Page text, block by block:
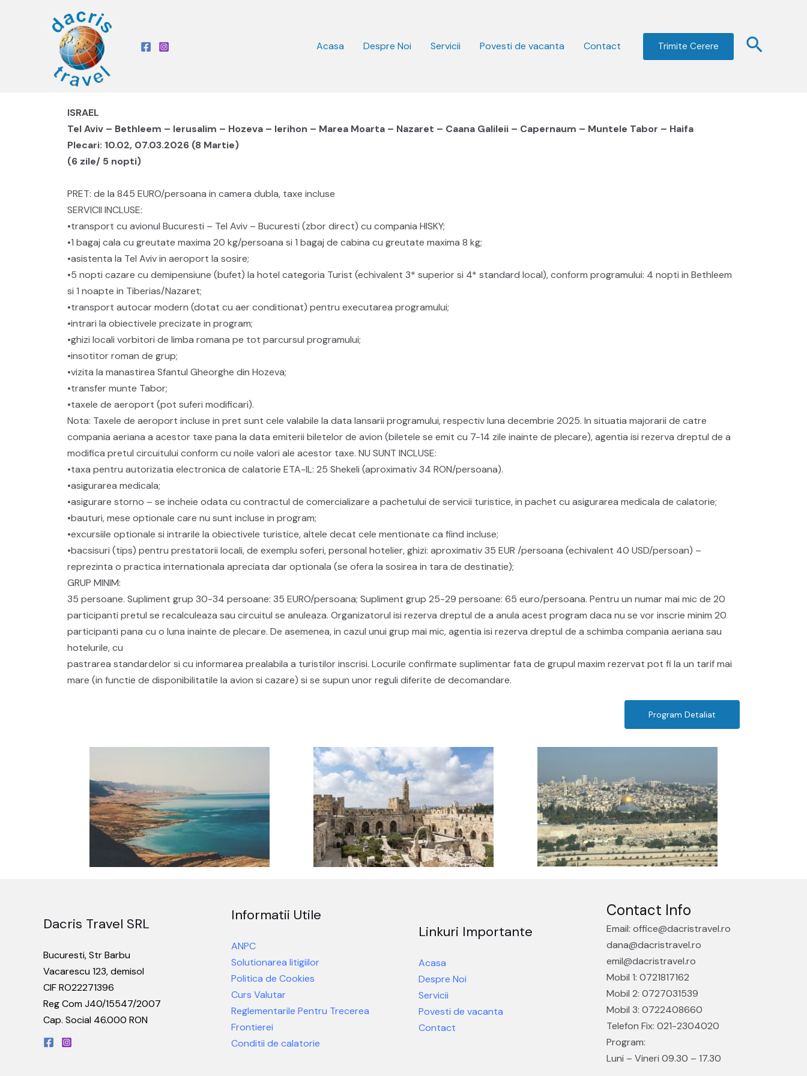
Acasa Despre Noi Servicii Povesti de vacanta Contact Trimite Cerere
ISRAEL
Tel Aviv – Bethleem – Ierusalim – Hozeva – Ierihon – Marea Moarta – Nazaret – Caana Galileii – Capernaum – Muntele Tabor – Haifa
Plecari: 10.02, 07.03.2026 (8 Martie)
(6 zile/ 5 nopti)
PRET: de la 845 EURO/persoana in camera dubla, taxe incluse
SERVICII INCLUSE:
•transport cu avionul Bucuresti – Tel Aviv – Bucuresti (zbor direct) cu compania HISKY;
•1 bagaj cala cu greutate maxima 20 kg/persoana si 1 bagaj de cabina cu greutate maxima 8 kg;
•asistenta la Tel Aviv in aeroport la sosire;
•5 nopti cazare cu demipensiune (bufet) la hotel categoria Turist (echivalent 3* superior si 4* standard local), conform programului: 4 nopti in Bethleem
si 1 noapte in Tiberias/Nazaret;
•transport autocar modern (dotat cu aer conditionat) pentru executarea programului;
•intrari la obiectivele precizate in program;
•ghizi locali vorbitori de limba romana pe tot parcursul programului;
•insotitor roman de grup;
•vizita la manastirea Sfantul Gheorghe din Hozeva;
•transfer munte Tabor;
•taxele de aeroport (pot suferi modificari).
Nota: Taxele de aeroport incluse in pret sunt cele valabile la data lansarii programului, respectiv luna decembrie 2025. In situatia majorarii de catre
compania aeriana a acestor taxe pana la data emiterii biletelor de avion (biletele se emit cu 7-14 zile inainte de plecare), agentia isi rezerva dreptul de a
modifica pretul circuitului conform cu noile valori ale acestor taxe. NU SUNT INCLUSE:
•taxa pentru autorizatia electronica de calatorie ETA-IL: 25 Shekeli (aproximativ 34 RON/persoana).
•asigurarea medicala;
•asigurare storno – se incheie odata cu contractul de comercializare a pachetului de servicii turistice, in pachet cu asigurarea medicala de calatorie;
•bauturi, mese optionale care nu sunt incluse in program;
•excursiile optionale si intrarile la obiectivele turistice, altele decat cele mentionate ca fiind incluse;
•bacsisuri (tips) pentru prestatorii locali, de exemplu soferi, personal hotelier, ghizi: aproximativ 35 EUR /persoana (echivalent 40 USD/persoan) –
reprezinta o practica internationala apreciata dar optionala (se ofera la sosirea in tara de destinatie);
GRUP MINIM:
35 persoane. Supliment grup 30-34 persoane: 35 EURO/persoana; Supliment grup 25-29 persoane: 65 euro/persoana. Pentru un numar mai mic de 20
participanti pretul se recalculeaza sau circuitul se anuleaza. Organizatorul isi rezerva dreptul de a anula acest program daca nu se vor inscrie minim 20
participanti pana cu o luna inainte de plecare. De asemenea, in cazul unui grup mai mic, agentia isi rezerva dreptul de a schimba compania aeriana sau
hotelurile, cu
pastrarea standardelor si cu informarea prealabila a turistilor inscrisi. Locurile confirmate suplimentar fata de grupul maxim rezervat pot fi la un tarif mai
mare (in functie de disponibilitatile la avion si cazare) si se supun unor reguli diferite de decomandare.
Program Detaliat
Dacris Travel SRL
Bucuresti, Str Barbu
Vacarescu 123, demisol
CIF RO22271396
Reg Com J40/15547/2007
Cap. Social 46.000 RON
Informatii Utile
ANPC
Solutionarea litigiilor
Politica de Cookies
Curs Valutar
Reglementarile Pentru Trecerea
Frontierei
Conditii de calatorie
Linkuri Importante
Acasa
Despre Noi
Servicii
Povesti de vacanta
Contact
Contact Info
Email: office@dacristravel.ro
dana@dacristravel.ro
emil@dacristravel.ro
Mobil 1: 0721817162
Mobil 2: 0727031539
Mobil 3: 0722408660
Telefon Fix: 021-2304020
Program:
Luni – Vineri 09.30 – 17.30